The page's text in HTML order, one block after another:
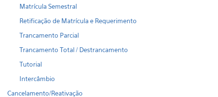
Matrícula Semestral
Retificação de Matrícula e Requerimento
Trancamento Parcial
Trancamento Total / Destrancamento
Tutorial
Intercâmbio
Cancelamento/Reativação